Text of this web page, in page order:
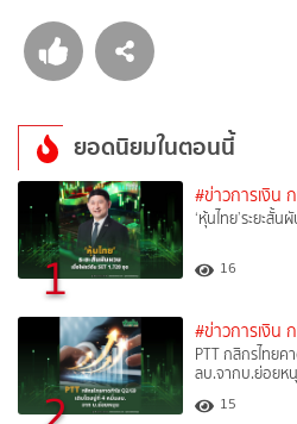
ยอดนิยมในตอนนี้
1
#ข่าวการเงิน
‘หุ้นไทย’ระยะสั้
16
#ข่าวการเงิน
PTT กสิกรไทยค
ลบ.จากบ.ย่อยห
15